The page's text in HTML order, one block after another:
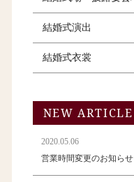
結婚式演出
結婚式衣裳
NEW ARTICLE
2020.05.06
営業時間変更のお知らせ